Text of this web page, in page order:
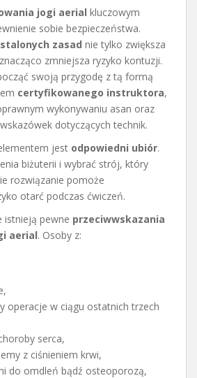
jogi aerial kluczowym
sobie bezpieczeństwa.
zasad nie tylko zwiększa
zmniejsza ryzyko kontuzji.
swoją przygodę z tą formą
certyfikowanego instruktora,
wykonywaniu asan oraz
dotyczących technik.
jest odpowiedni ubiór.
biżuterii i wybrać strój, który
rozwiązanie pomoże
otarć podczas ćwiczeń.
istnieją pewne przeciwwskazania
aerial. Osoby z:
operacje w ciągu ostatnich trzech
serca,
z ciśnieniem krwi,
do omdleń bądź osteoporozą,